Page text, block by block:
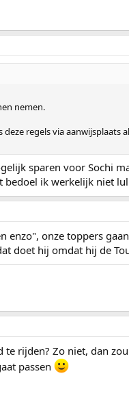
nemen.
regels via aanwijsplaats
sparen voor Sochi
bedoel ik werkelijk niet
enzo", onze toppers
doet hij omdat hij de
te rijden? Zo niet, dan
passen